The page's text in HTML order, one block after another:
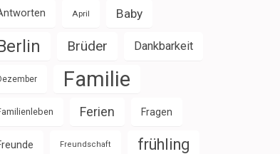
April Baby
Brüder Dankbarkeit
Familie
Ferien Fragen
Freundschaft frühling